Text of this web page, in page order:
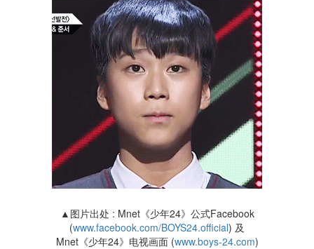
▲图片出处 : Mnet《少年24》公式Facebook
(www.facebook.com/BOYS24.official) 及
Mnet《少年24》电视画面 (www.boys-24.com)